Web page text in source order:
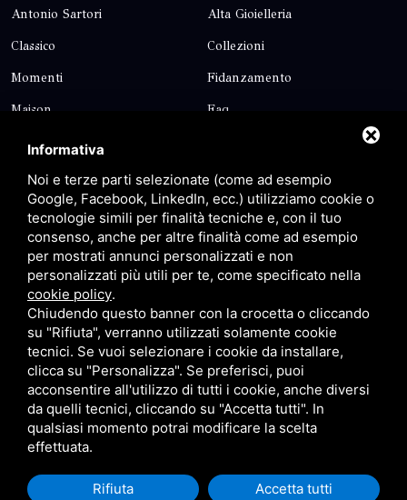
Antonio Sartori Alta Gioielleria
Classico Collezioni
Momenti Fidanzamento
Maison Faq
Blog
Sitemap Privacy
Contatti
Via Giolitti, 5 - 20025 - Legnano
+39 0331 1542871
+39 334 1291872
info@antoniosartori.com
Whatsapp
Informativa
Noi e terze parti selezionate (come ad esempio
Google, Facebook, LinkedIn, ecc.) utilizziamo cookie o
tecnologie simili per finalità tecniche e, con il tuo
consenso, anche per altre finalità come ad esempio
per mostrati annunci personalizzati e non
personalizzati più utili per te, come specificato nella
cookie policy.
Chiudendo questo banner con la crocetta o cliccando
su "Rifiuta", verranno utilizzati solamente cookie
tecnici. Se vuoi selezionare i cookie da installare,
clicca su "Personalizza". Se preferisci, puoi
acconsentire all'utilizzo di tutti i cookie, anche diversi
da quelli tecnici, cliccando su "Accetta tutti". In
qualsiasi momento potrai modificare la scelta
effettuata.
Rifiuta Accetta tutti